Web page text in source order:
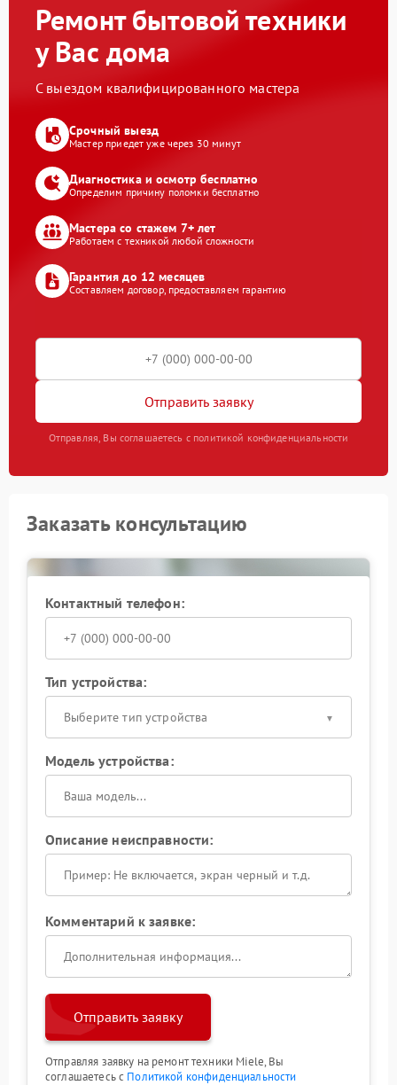
Ремонт бытовой техники
у Вас дома
С выездом квалифицированного мастера
Срочный выезд
Мастер приедет уже через 30 минут
Диагностика и осмотр бесплатно
Определим причину поломки бесплатно
Мастера со стажем 7+ лет
Работаем с техникой любой сложности
Гарантия до 12 месяцев
Составляем договор, предоставляем гарантию
Отправить заявку
Отправляя, Вы соглашаетесь с политикой конфиденциальности
Заказать консультацию
Контактный телефон:
Тип устройства:
Выберите тип устройства
Модель устройства:
Описание неисправности:
Комментарий к заявке:
Отправить заявку
Отправляя заявку на ремонт техники Miele, Вы
соглашаетесь с Политикой конфиденциальности